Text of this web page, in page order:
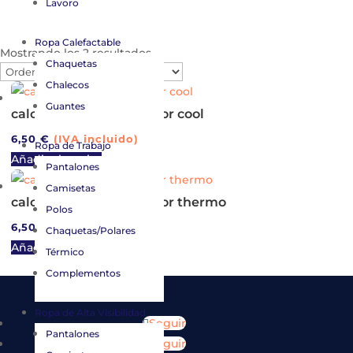
Lavoro
Ropa Calefactable
Chaquetas
Chalecos
Guantes
Ropa de Trabajo
Pantalones
Camisetas
Polos
Chaquetas/Polares
Térmico
Complementos
Ropa de Alta Visibilidad
Pantalones
Mostrando los 2 resultadosOrdenado
popularidad
calcetin de trabajo anbor cool
6,50 € (IVA incluido)
Añadir al carrito
calcetin de trabajo anbor thermo
6,50 € (IVA incluido)
Añadir al carrito
Seguir
Seguir